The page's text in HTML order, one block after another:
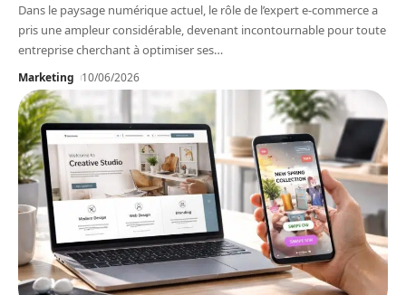
Dans le paysage numérique actuel, le rôle de l’expert e-commerce a
pris une ampleur considérable, devenant incontournable pour toute
entreprise cherchant à optimiser ses…
Marketing 10/06/2026